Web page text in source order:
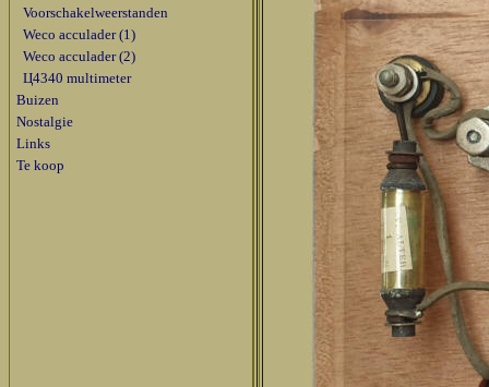
Voorschakelweerstanden
Weco acculader (1)
Weco acculader (2)
Ц4340 multimeter
Buizen
Nostalgie
Links
Te koop